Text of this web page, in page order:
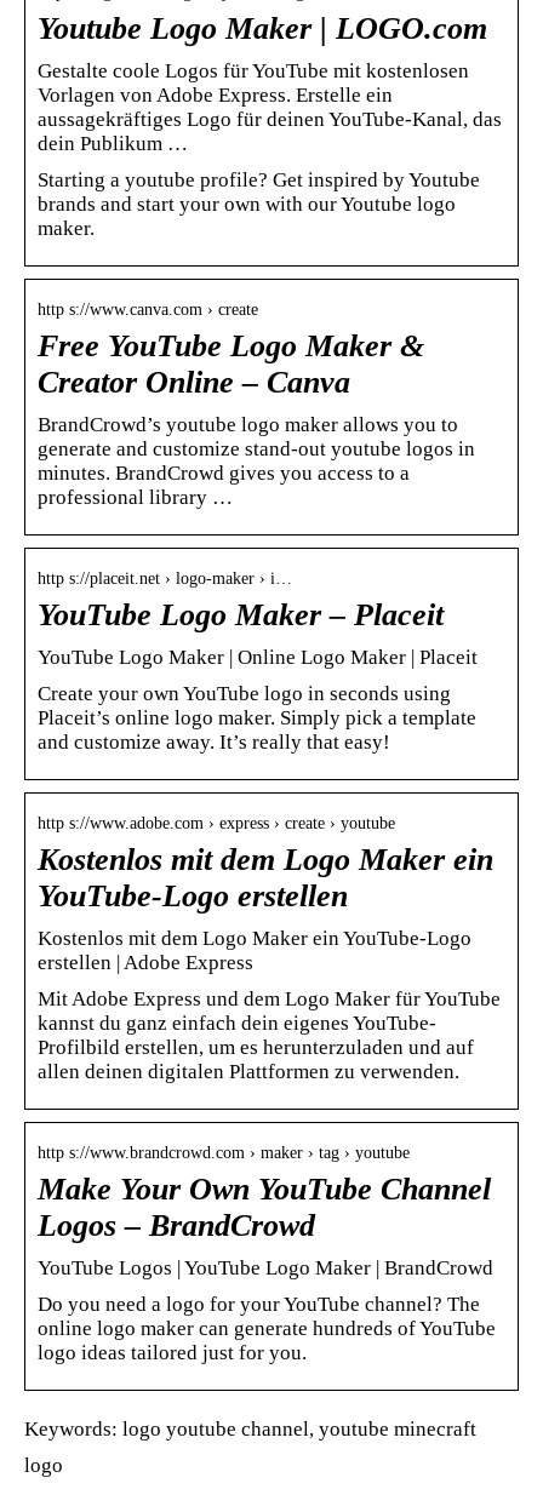
Youtube Logo Maker | LOGO.com
Gestalte coole Logos für YouTube mit kostenlosen
Vorlagen von Adobe Express. Erstelle ein
aussagekräftiges Logo für deinen YouTube-Kanal, das
dein Publikum …
Starting a youtube profile? Get inspired by Youtube
brands and start your own with our Youtube logo
maker.
http s://www.canva.com › create
Free YouTube Logo Maker &
Creator Online – Canva
BrandCrowd’s youtube logo maker allows you to
generate and customize stand-out youtube logos in
minutes. BrandCrowd gives you access to a
professional library …
http s://placeit.net › logo-maker › i…
YouTube Logo Maker – Placeit
YouTube Logo Maker | Online Logo Maker | Placeit
Create your own YouTube logo in seconds using
Placeit’s online logo maker. Simply pick a template
and customize away. It’s really that easy!
http s://www.adobe.com › express › create › youtube
Kostenlos mit dem Logo Maker ein
YouTube-Logo erstellen
Kostenlos mit dem Logo Maker ein YouTube-Logo
erstellen | Adobe Express
Mit Adobe Express und dem Logo Maker für YouTube
kannst du ganz einfach dein eigenes YouTube-
Profilbild erstellen, um es herunterzuladen und auf
allen deinen digitalen Plattformen zu verwenden.
http s://www.brandcrowd.com › maker › tag › youtube
Make Your Own YouTube Channel
Logos – BrandCrowd
YouTube Logos | YouTube Logo Maker | BrandCrowd
Do you need a logo for your YouTube channel? The
online logo maker can generate hundreds of YouTube
logo ideas tailored just for you.
Keywords: logo youtube channel, youtube minecraft
logo